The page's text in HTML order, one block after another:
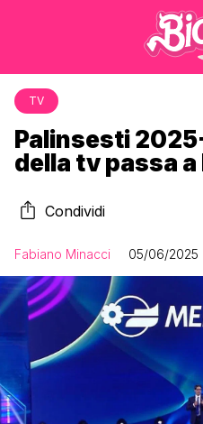
TV
Palinsesti
della tv passa
Condividi
Fabiano Minacci 05/06/2025